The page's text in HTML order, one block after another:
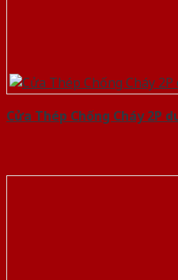
Cửa Thép Chống Cháy 2P